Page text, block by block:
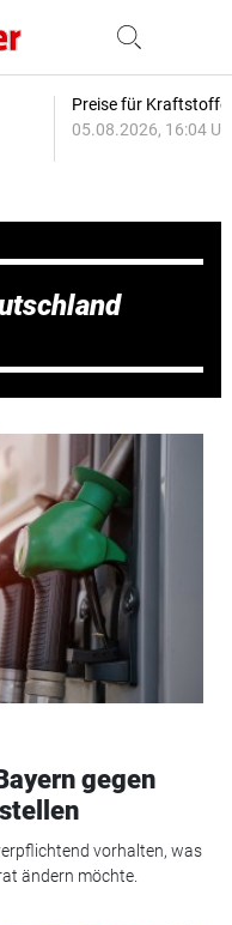
Preise für
05.08.2026, 16:04
gegen
vorhalten, was
ändern möchte.